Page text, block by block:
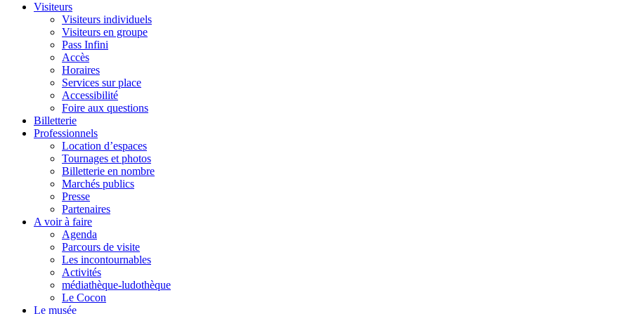
Visiteurs
Visiteurs individuels
Visiteurs en groupe
Pass Infini
Accès
Horaires
Services sur place
Accessibilité
Foire aux questions
Billetterie
Professionnels
Location d’espaces
Tournages et photos
Billetterie en nombre
Marchés publics
Presse
Partenaires
A voir à faire
Agenda
Parcours de visite
Les incontournables
Activités
médiathèque-ludothèque
Le Cocon
Le musée